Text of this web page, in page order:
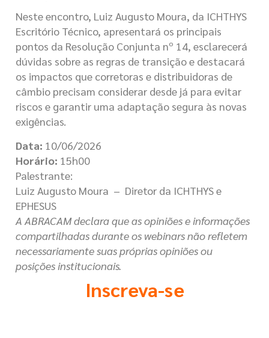
Neste encontro, Luiz Augusto Moura, da ICHTHYS
Escritório Técnico, apresentará os principais
pontos da Resolução Conjunta nº 14, esclarecerá
dúvidas sobre as regras de transição e destacará
os impactos que corretoras e distribuidoras de
câmbio precisam considerar desde já para evitar
riscos e garantir uma adaptação segura às novas
exigências.
Data: 10/06/2026
Horário: 15h00
Palestrante:
Luiz Augusto Moura – Diretor da ICHTHYS e
EPHESUS
A ABRACAM declara que as opiniões e informações
compartilhadas durante os webinars não refletem
necessariamente suas próprias opiniões ou
posições institucionais.
Inscreva-se